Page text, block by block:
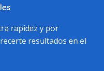
rapidez y por
resultados en el